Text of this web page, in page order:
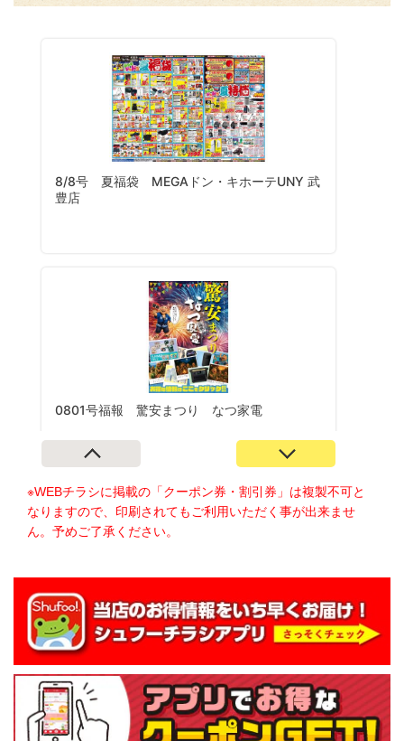
※WEBチラシに掲載の「クーポン券・割引券」は複製不可と
なりますので、印刷されてもご利用いただく事が出来ませ
ん。予めご了承ください。